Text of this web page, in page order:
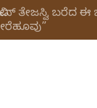
ತೇಜಸ್ವಿ ಬರೆದ ಈ